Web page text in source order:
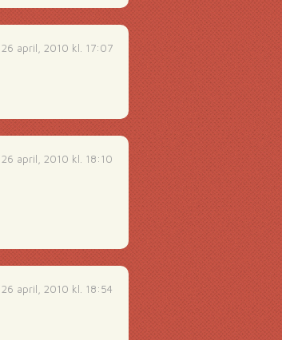
26 april, 2010 kl. 17:07
26 april, 2010 kl. 18:10
26 april, 2010 kl. 18:54